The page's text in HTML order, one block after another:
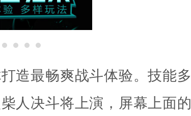
造最畅爽战斗体验。技能多
人决斗将上演，屏幕上面的